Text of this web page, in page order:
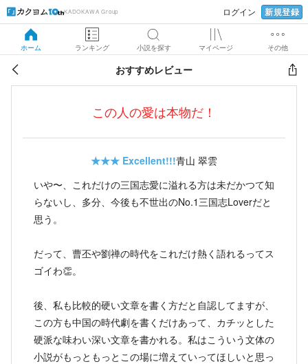
KADOKAWA Group ログイン 新規登録
ホーム ランキング 小説を探す マイページ その他
おすすめレビュー
この人の愛は本物だ！
★★★ Excellent!!!青山 翠雲
いや〜、これだけの三国志愛に溢れる方は未だかつて知
らないし、多分、今後も不世出のNo.1三国志Loverだと
思う。
だって、曹丕や劉禅の時代をこれだけ熱く語れるってス
ゴイわ👏。
後、私も比較的硬い文章を書く方だと自認してますが、
この方も中国の時代劇を書くだけあって、カチッとした
硬派な味わい深い文章を書かれる。私はこういう文体の
小説がもっともっとこの場に増えていってほしいと思っ